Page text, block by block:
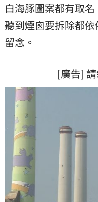
白海豚圖案都有取
聽到煙囪要拆除都依
留念。
[廣告]